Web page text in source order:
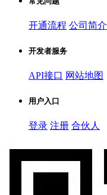
开通流程 公司简介
开发者服务
API接口 网站地图
用户入口
登录 注册 合伙人